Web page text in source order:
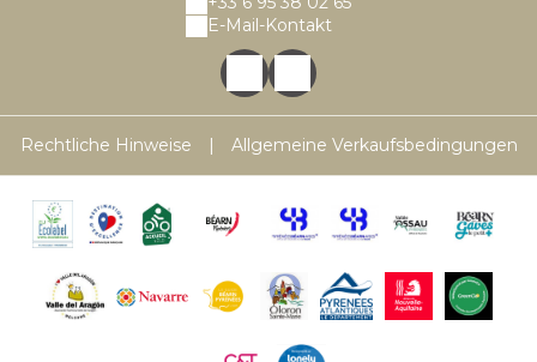
E-Mail-Kontakt
Rechtliche Hinweise | Allgemeine Verkaufsbedingungen